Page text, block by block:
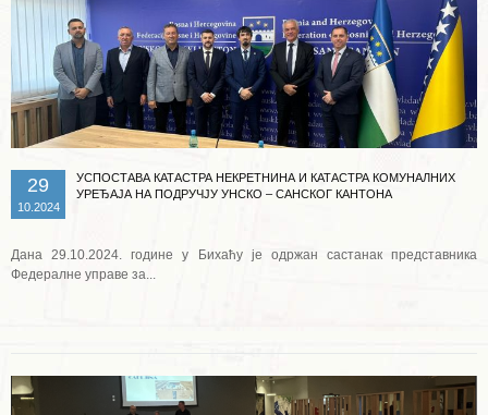
29
10.2024
УСПОСТАВА КАТАСТРА НЕКРЕТНИНА И КАТАСТРА КОМУНАЛНИХ
УРЕЂАЈА НА ПОДРУЧЈУ УНСКО – САНСКОГ КАНТОНА
Дана 29.10.2024. године у Бихаћу је одржан састанак представника
Федералне управе за...